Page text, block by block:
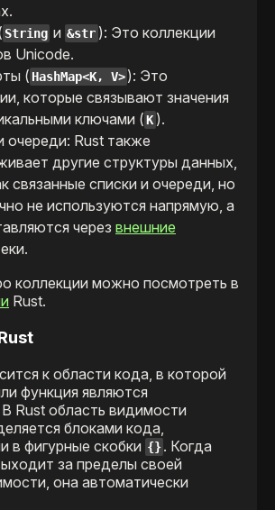
String и &str ): Это коллекции
Unicode.
( HashMap<K, V>): Это
которые связывают значения
ключами ( K ).
очереди: Rust также
другие структуры данных,
связанные списки и очереди, но
не используются напрямую, а
через внешние
коллекции можно посмотреть в
Rust.
к области кода, в которой
функция являются
Rust область видимости
блоками кода,
в фигурные скобки {}. Когда
за пределы своей
она автоматически